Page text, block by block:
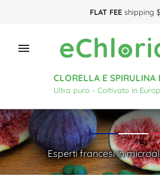
FLAT FEE shipping

CLORELLA E SPIRULINA
Ultra puro - Coltivato in
Esperti francesi in